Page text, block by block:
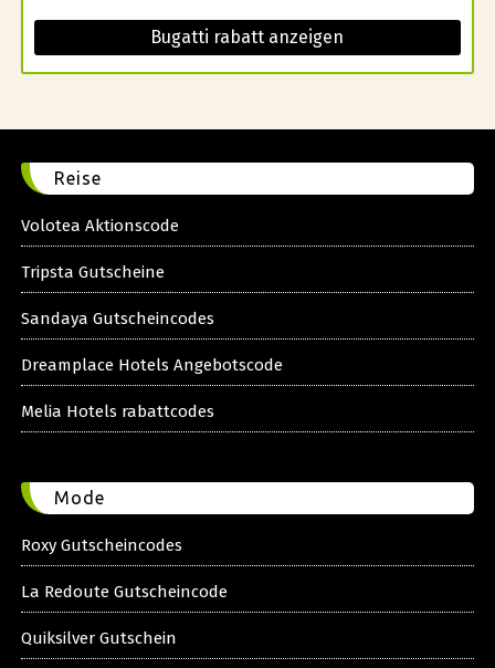
Bugatti rabatt anzeigen
Reise
Volotea Aktionscode
Tripsta Gutscheine
Sandaya Gutscheincodes
Dreamplace Hotels Angebotscode
Melia Hotels rabattcodes
Mode
Roxy Gutscheincodes
La Redoute Gutscheincode
Quiksilver Gutschein